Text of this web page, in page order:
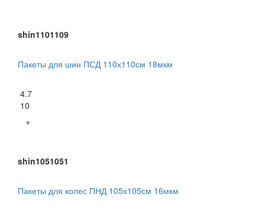
shin1101109
Пакеты для шин ПСД 110х110см 18мкм
4.7
10
+
shin1051051
Пакеты для колес ПНД 105х105см 16мкм